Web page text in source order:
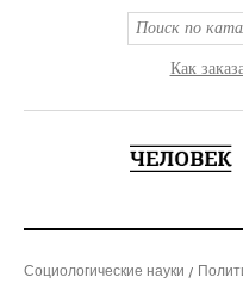
Как
Социологические науки